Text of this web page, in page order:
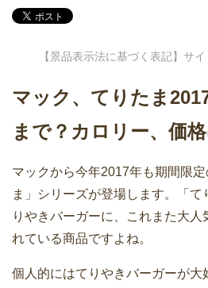
【景品表示法に基づく表記】サ
マック、てりたま
まで？カロリー、価
マックから今年2017年も期間限
ま」シリーズが登場します。「て
りやきバーガーに、これまた大人
れている商品ですよね。
個人的にはてりやきバーガーが大